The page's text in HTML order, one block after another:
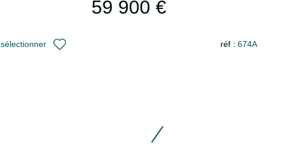
59 900 €
sélectionner réf : 674A